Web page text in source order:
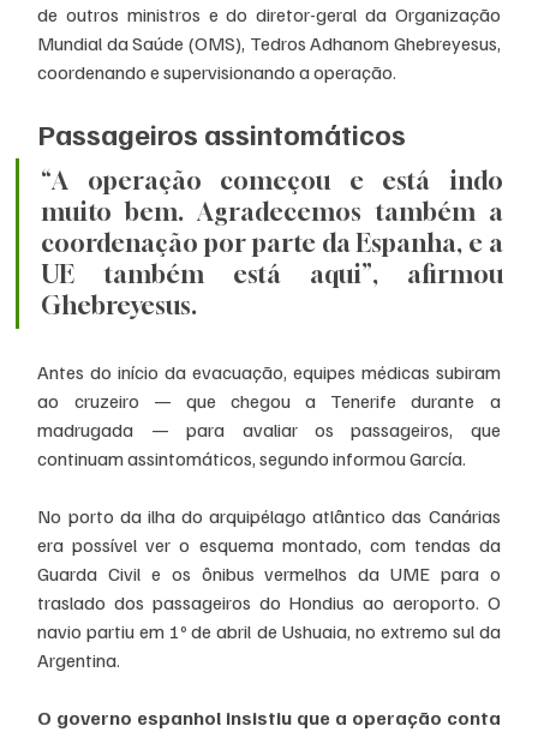
de outros ministros e do diretor-geral da Organização
Mundial da Saúde (OMS), Tedros Adhanom Ghebreyesus,
coordenando e supervisionando a operação.
Passageiros assintomáticos
“A operação começou e está indo
muito bem. Agradecemos também a
coordenação por parte da Espanha, e a
UE também está aqui”, afirmou
Ghebreyesus.
Antes do início da evacuação, equipes médicas subiram
ao cruzeiro — que chegou a Tenerife durante a
madrugada — para avaliar os passageiros, que
continuam assintomáticos, segundo informou García.
No porto da ilha do arquipélago atlântico das Canárias
era possível ver o esquema montado, com tendas da
Guarda Civil e os ônibus vermelhos da UME para o
traslado dos passageiros do Hondius ao aeroporto. O
navio partiu em 1º de abril de Ushuaia, no extremo sul da
Argentina.
O governo espanhol insistiu que a operação conta